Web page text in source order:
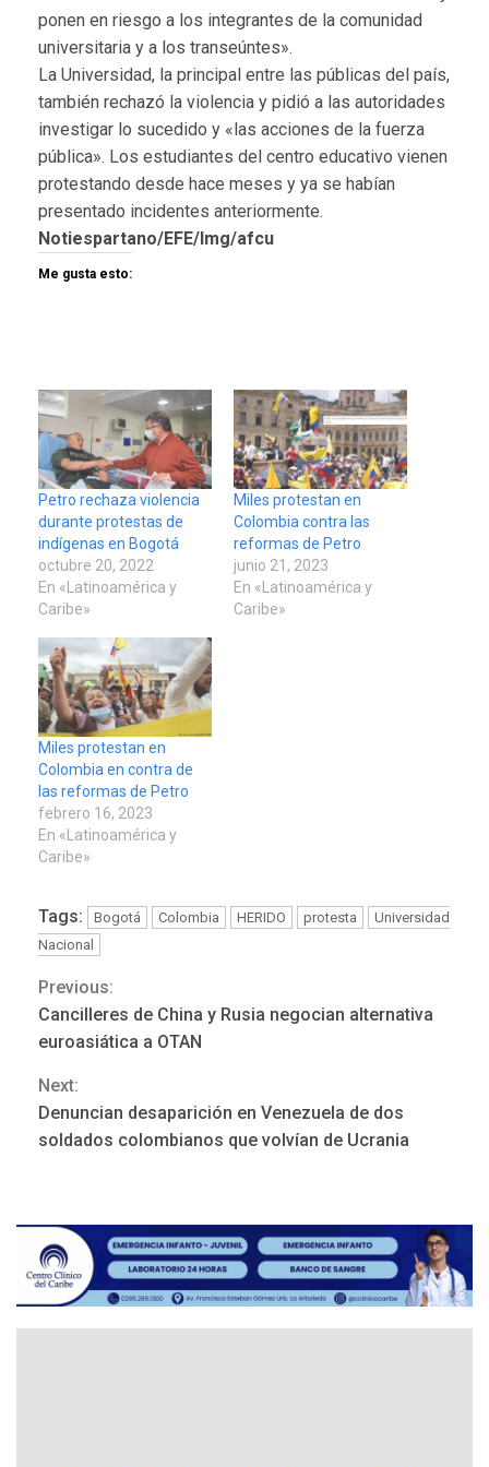
ponen en riesgo a los integrantes de la comunidad
universitaria y a los transeúntes».
La Universidad, la principal entre las públicas del país,
también rechazó la violencia y pidió a las autoridades
investigar lo sucedido y «las acciones de la fuerza
pública». Los estudiantes del centro educativo vienen
protestando desde hace meses y ya se habían
presentado incidentes anteriormente.
Notiespartano/EFE/lmg/afcu
Me gusta esto:
Petro rechaza violencia
durante protestas de
indígenas en Bogotá
octubre 20, 2022
En «Latinoamérica y
Caribe»
Miles protestan en
Colombia contra las
reformas de Petro
junio 21, 2023
En «Latinoamérica y
Caribe»
Miles protestan en
Colombia en contra de
las reformas de Petro
febrero 16, 2023
En «Latinoamérica y
Caribe»
Tags: Bogotá Colombia HERIDO protesta
Universidad
Nacional
Continue
Reading
Previous:
Cancilleres de China y Rusia negocian alternativa
euroasiática a OTAN
Next:
Denuncian desaparición en Venezuela de dos
soldados colombianos que volvían de Ucrania
POLÍTICA
TITULARES
ÚLTIMA HORA
INTERNACIONALES ÚLTIMA HORA
Hiroshima 81 años de la
debacle atómica. Japón